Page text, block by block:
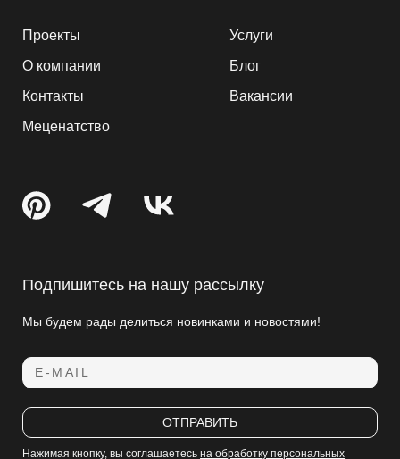
Подпишитесь на нашу рассылку
Мы будем рады делиться новинками и новостями!
E-MAIL
ОТПРАВИТЬ
Нажимая кнопку, вы соглашаетесьна обработку персональных
Проекты
Услуги
О компании
Блог
Контакты
Вакансии
Меценатство